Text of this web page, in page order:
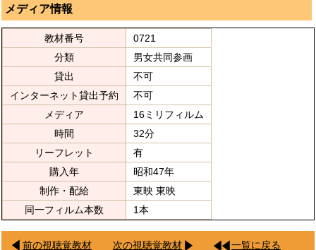
メディア情報
教材番号
0721
分類
男女共同参画
貸出
不可
インターネット貸出予約
不可
メディア
16ミリフィルム
時間
32分
リーフレット
有
購入年
昭和47年
制作・配給
東映 東映
同一フィルム本数
1本
前の視聴覚教材 次の視聴覚教材 一覧に戻る